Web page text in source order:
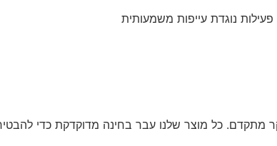
נוגדת עייפות משמעותית
כל מוצר שלנו עבר בחינה מדוקדקת כדי להבטיח